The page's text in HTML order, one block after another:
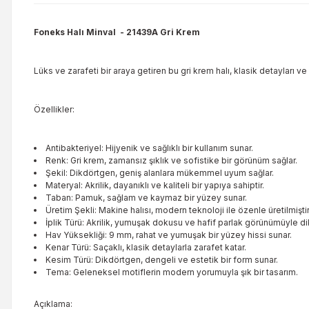
Foneks Halı Minval - 21439A Gri Krem
Lüks ve zarafeti bir araya getiren bu gri krem halı, klasik detayları
Özellikler:
Antibakteriyel: Hijyenik ve sağlıklı bir kullanım sunar.
Renk: Gri krem, zamansız şıklık ve sofistike bir görünüm sağlar.
Şekil: Dikdörtgen, geniş alanlara mükemmel uyum sağlar.
Materyal: Akrilik, dayanıklı ve kaliteli bir yapıya sahiptir.
Taban: Pamuk, sağlam ve kaymaz bir yüzey sunar.
Üretim Şekli: Makine halısı, modern teknoloji ile özenle
İplik Türü: Akrilik, yumuşak dokusu ve hafif parlak görünümüyle
Hav Yüksekliği: 9 mm, rahat ve yumuşak bir yüzey hissi sunar.
Kenar Türü: Saçaklı, klasik detaylarla zarafet katar.
Kesim Türü: Dikdörtgen, dengeli ve estetik bir form sunar.
Tema: Geleneksel motiflerin modern yorumuyla şık bir tasarım.
Açıklama: